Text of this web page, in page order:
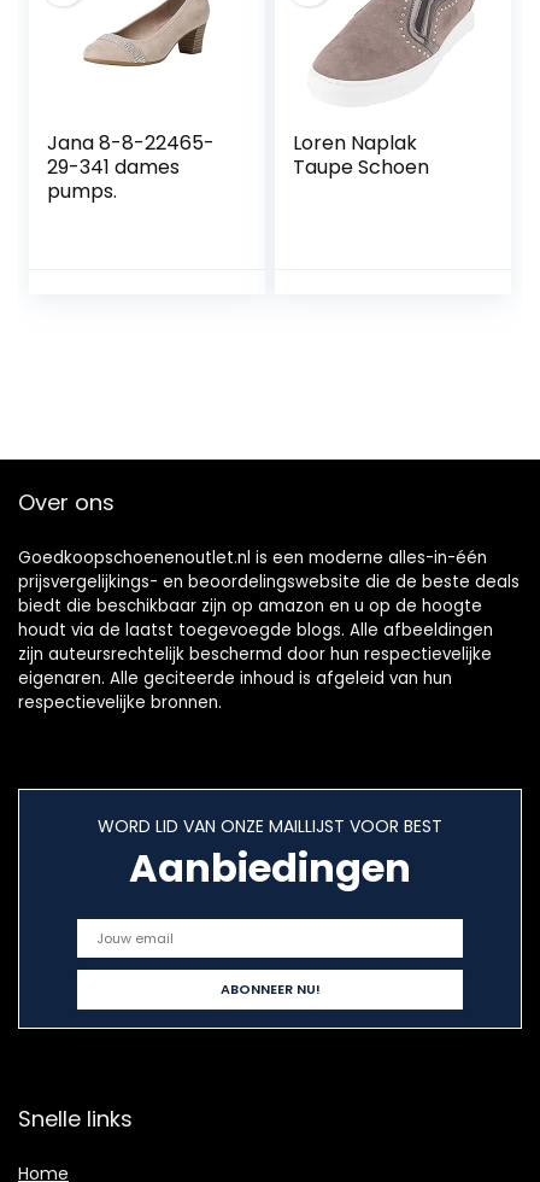
Jana 8-8-22465-
29-341 dames
pumps.
Loren Naplak
Taupe Schoen
Over ons
Goedkoopschoenenoutlet.nl is een moderne alles-in-één
prijsvergelijkings- en beoordelingswebsite die de beste deals
biedt die beschikbaar zijn op amazon en u op de hoogte
houdt via de laatst toegevoegde blogs. Alle afbeeldingen
zijn auteursrechtelijk beschermd door hun respectievelijke
eigenaren. Alle geciteerde inhoud is afgeleid van hun
respectievelijke bronnen.
WORD LID VAN ONZE MAILLIJST VOOR BEST
Aanbiedingen
Snelle links
Home